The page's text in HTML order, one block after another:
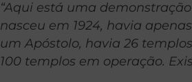
“Aqui está uma
nasceu em 1924, havia
um Apóstolo, havia 26
100 templos em operação.